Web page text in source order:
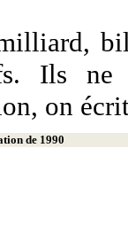
Ils ne
on
de 1990